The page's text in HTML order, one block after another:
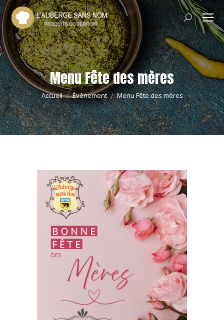
Recherche
:
Menu Fête des mères
Vous êtes ici :
Accueil Événement Menu Fête des mères